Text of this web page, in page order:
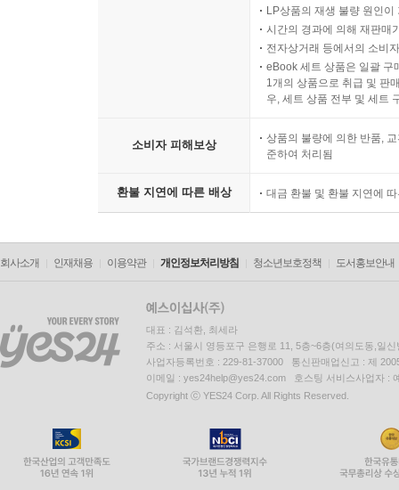
LP상품의 재생 불량 원인
시간의 경과에 의해 재판매
전자상거래 등에서의 소비
eBook 세트 상품은 일괄 구
1개의 상품으로 취급 및 판
우, 세트 상품 전부 및 세트
소비자 피해보상
상품의 불량에 의한 반품,
준하여 처리됨
환불 지연에 따른 배상 대금 환불 및 환불 지연에
회사소개 인재채용 이용약관 개인정보처리방침 청소년보호정책 도서홍보안내
대표 : 김석환, 최세라
주소 : 서울시 영등포구 은행로 11, 5층~6층(여의도동,일신
사업자등록번호 : 229-81-37000 통신판매업신고 : 제
이메일 : yes24help@yes24.com 호스팅 서비스사업자 :
Copyright ⓒ YES24 Corp. All Rights Reserved.